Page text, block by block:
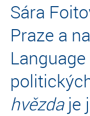
Sára
Praze a
hvězdaje